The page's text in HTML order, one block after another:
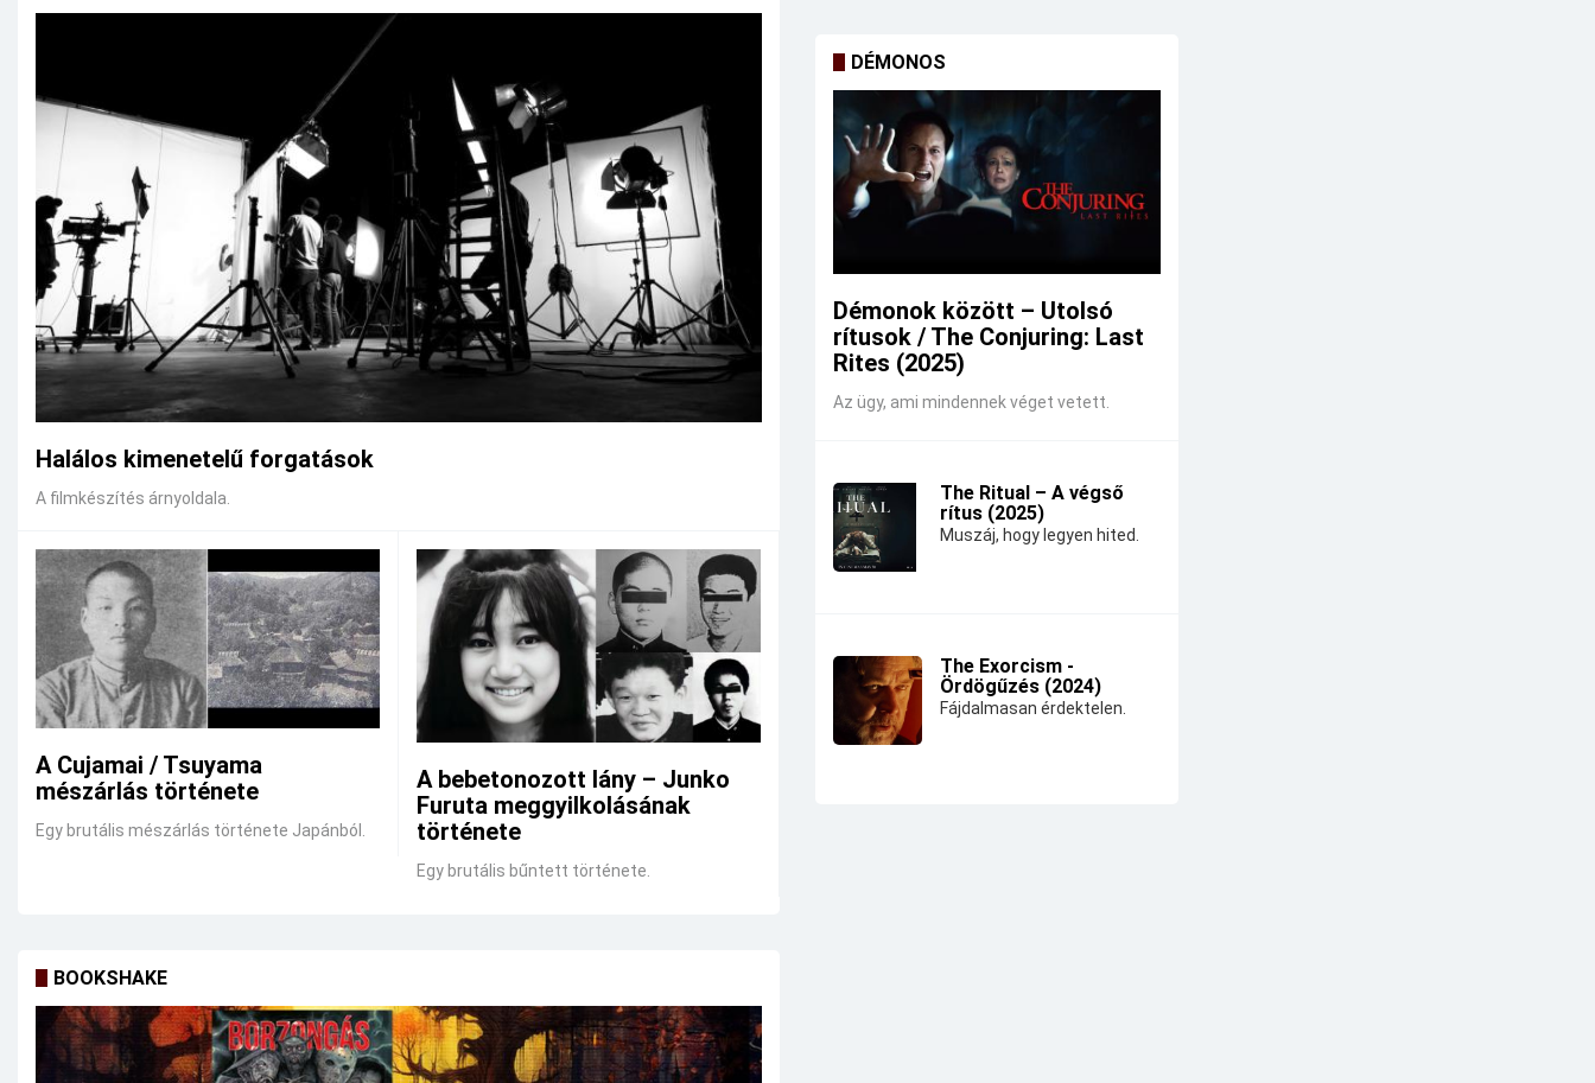
Halálos kimenetelű forgatások
A filmkészítés árnyoldala.
A Cujamai / Tsuyama
mészárlás története
Egy brutális mészárlás története Japánból.
A bebetonozott lány – Junko
Furuta meggyilkolásának
története
Egy brutális bűntett története.
BOOKSHAKE
DÉMONOS
Démonok között – Utolsó
rítusok / The Conjuring: Last
Rites (2025)
Az ügy, ami mindennek véget vetett.
The Ritual – A végső
rítus (2025)
Muszáj, hogy legyen hited.
The Exorcism -
Ördögűzés (2024)
Fájdalmasan érdektelen.